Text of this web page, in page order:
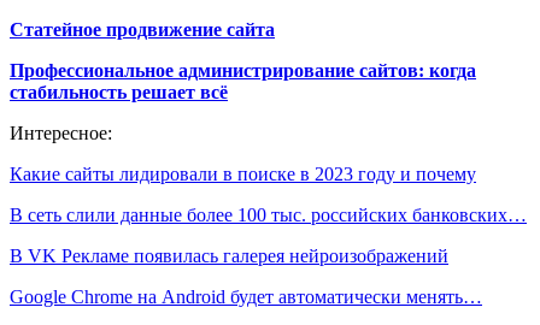
Статейное продвижение сайта
Профессиональное администрирование сайтов: когда
стабильность решает всё
Интересное:
Какие сайты лидировали в поиске в 2023 году и почему
В сеть слили данные более 100 тыс. российских банковских…
В VK Рекламе появилась галерея нейроизображений
Google Chrome на Android будет автоматически менять…